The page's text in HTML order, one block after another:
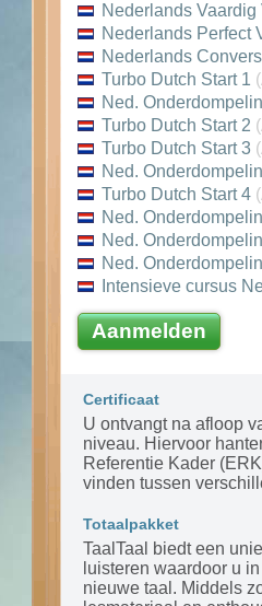
Nederlands Vaardig
Nederlands Perfect
Nederlands
Turbo Dutch Start 1
Ned.
Turbo Dutch Start 2
Turbo Dutch Start 3
Ned.
Turbo Dutch Start 4
Ned.
Ned.
Ned.
Intensieve cursus
Aanmelden
Certificaat
U ontvangt na afloop
niveau. Hiervoor
Referentie Kader
vinden tussen
Totaalpakket
TaalTaal biedt een
luisteren waardoor u
nieuwe taal. Middels